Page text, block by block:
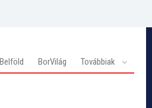
Belföld BorVilág Továbbiak